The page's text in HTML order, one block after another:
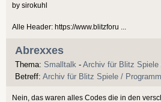
by sirokuhl
Alle Header: https://www.blitzforu ...
Abrexxes
Thema: Smalltalk - Archiv für Blitz Spiele
Betreff: Archiv für Blitz Spiele /
Nein, das waren alles Codes die in den